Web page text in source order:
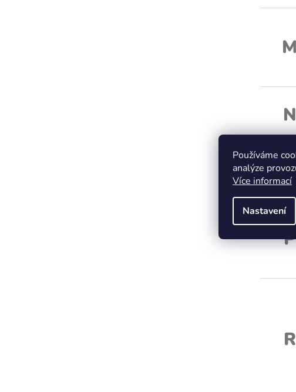
Používáme
analýze
Více informací
Nastavení
M
N
O
P
R